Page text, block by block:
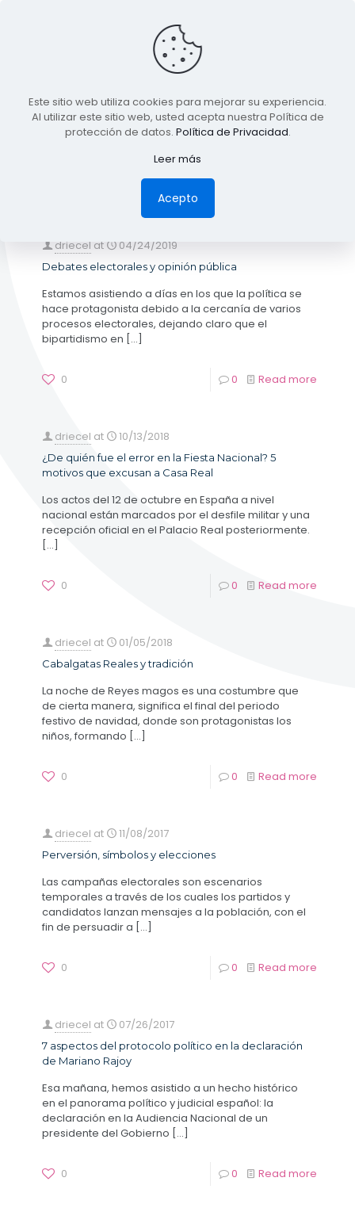
BLOG
TODA LA INFORMACIÓN
Tags Authors
driecel at 04/24/2019
Debates electorales y opinión pública
Estamos asistiendo a días en los que la política se
hace protagonista debido a la cercanía de varios
procesos electorales, dejando claro que el
bipartidismo en […]
0 0 Read more
driecel at 10/13/2018
¿De quién fue el error en la Fiesta Nacional? 5
motivos que excusan a Casa Real
Los actos del 12 de octubre en España a nivel
nacional están marcados por el desfile militar y una
recepción oficial en el Palacio Real posteriormente.
[…]
0 0 Read more
driecel at 01/05/2018
Cabalgatas Reales y tradición
La noche de Reyes magos es una costumbre que
de cierta manera, significa el final del periodo
festivo de navidad, donde son protagonistas los
niños, formando […]
0 0 Read more
driecel at 11/08/2017
Perversión, símbolos y elecciones
Las campañas electorales son escenarios
temporales a través de los cuales los partidos y
candidatos lanzan mensajes a la población, con el
fin de persuadir a […]
0 0 Read more
driecel at 07/26/2017
7 aspectos del protocolo político en la declaración
de Mariano Rajoy
Esa mañana, hemos asistido a un hecho histórico
en el panorama político y judicial español: la
declaración en la Audiencia Nacional de un
presidente del Gobierno […]
0 0 Read more
Este sitio web utiliza cookies para mejorar su experiencia.
Al utilizar este sitio web, usted acepta nuestra Política de
protección de datos. Política de Privacidad.
Leer más
Acepto